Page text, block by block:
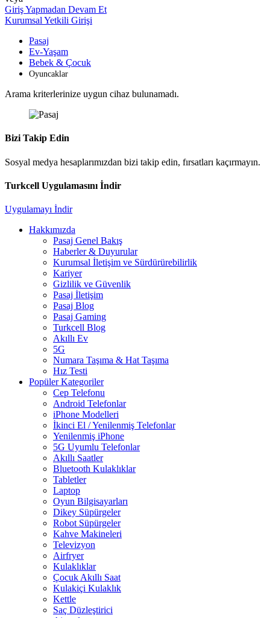
Giriş Yapmadan Devam Et
Kurumsal Yetkili Girişi
Pasaj
Ev-Yaşam
Bebek & Çocuk
Oyuncaklar
Arama kriterlerinize uygun cihaz bulunamadı.
Bizi Takip Edin
Sosyal medya hesaplarımızdan bizi takip edin, fırsatları kaçırmayın.
Turkcell Uygulamasını İndir
Uygulamayı İndir
Hakkımızda
Pasaj Genel Bakış
Haberler & Duyurular
Kurumsal İletişim ve Sürdürürebilirlik
Kariyer
Gizlilik ve Güvenlik
Pasaj İletişim
Pasaj Blog
Pasaj Gaming
Turkcell Blog
Akıllı Ev
5G
Numara Taşıma & Hat Taşıma
Hız Testi
Popüler Kategoriler
Cep Telefonu
Android Telefonlar
iPhone Modelleri
İkinci El / Yenilenmiş Telefonlar
Yenilenmiş iPhone
5G Uyumlu Telefonlar
Akıllı Saatler
Bluetooth Kulaklıklar
Tabletler
Laptop
Oyun Bilgisayarları
Dikey Süpürgeler
Robot Süpürgeler
Kahve Makineleri
Televizyon
Airfryer
Kulaklıklar
Çocuk Akıllı Saat
Kulakiçi Kulaklık
Kettle
Saç Düzleştirici